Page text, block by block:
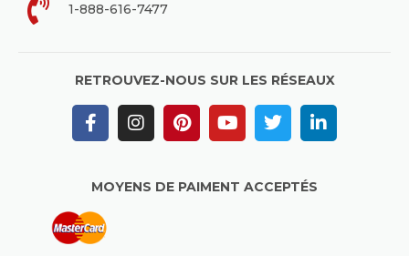
1-888-616-7477
RETROUVEZ-NOUS SUR LES RÉSEAUX
MOYENS DE PAIMENT ACCEPTÉS